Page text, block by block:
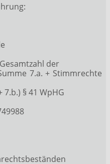
der
7.a. + Stimmrechte
7.b.) § 41 WpHG